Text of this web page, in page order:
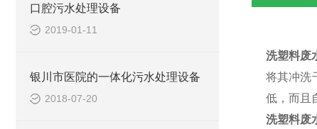
口腔污水处理设备
2019-01-11
银川市医院的一体化污水处理设备
2018-07-20
洗塑料废
将其冲洗
低，而且
洗塑料废